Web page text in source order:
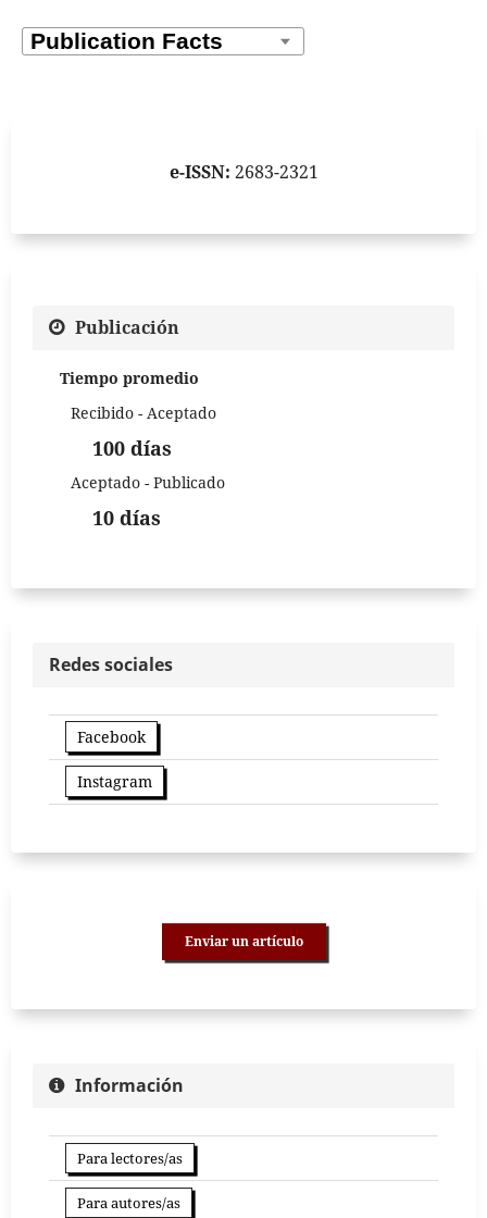
e-ISSN: 2683-2321
Publicación
Tiempo promedio
Recibido - Aceptado
100 días
Aceptado - Publicado
10 días
Redes sociales
Facebook
Instagram
Enviar un artículo
Información
Para lectores/as
Para autores/as